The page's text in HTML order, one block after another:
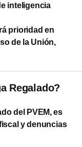
inteligencia
prioridad en
de la Unión,
Regalado?
del PVEM, es
y denuncias